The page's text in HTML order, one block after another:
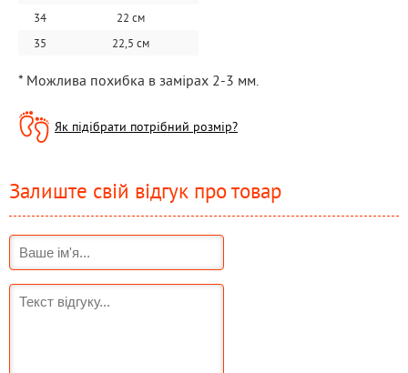
34
22 см
35
22,5 см
* Можлива похибка в замірах 2-3 мм.
Як підібрати потрібний розмір?
Залиште свій відгук про товар